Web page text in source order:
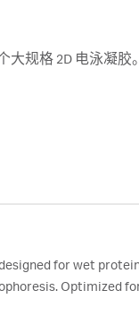
大规格 2D 电泳凝胶
for wet
Optimized